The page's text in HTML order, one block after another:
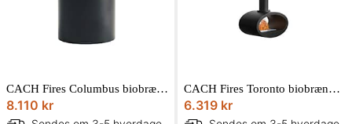
CACH Fires Columbus biobrændeovn i sort 360-view Ø43 x H96 cm
8.110 kr
CACH Fires Toronto biobrændeovn i sort 2-sidet lofthængt D40 x H190 x L65 cm
6.319 kr